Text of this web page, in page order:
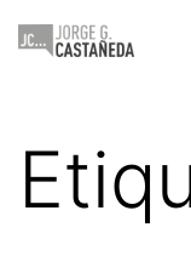
Saltar
Jorge